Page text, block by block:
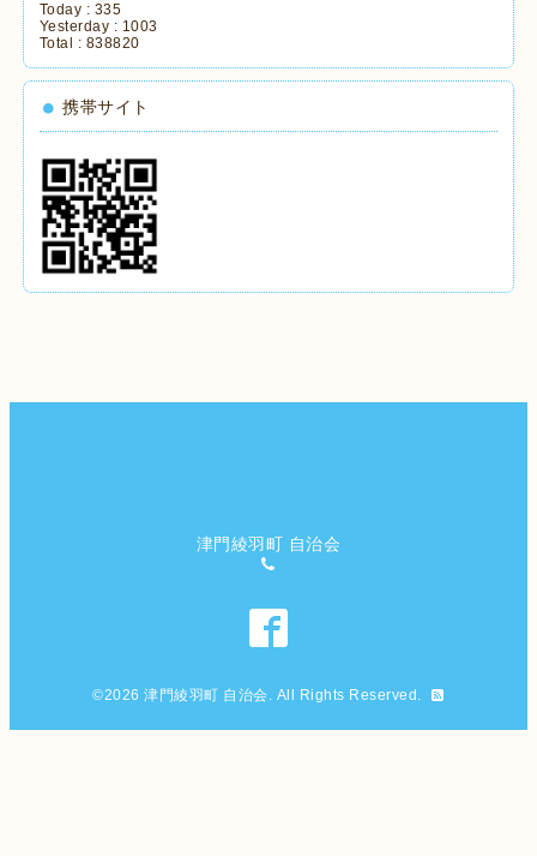
Today : 335
Yesterday : 1003
Total : 838820
携帯サイト
津門綾羽町 自治会
©2026津門綾羽町 自治会. All Rights Reserved.